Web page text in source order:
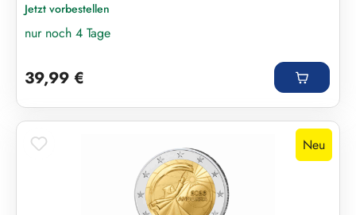
Jetzt vorbestellen
nur noch 4 Tage
39,99 €
Neu